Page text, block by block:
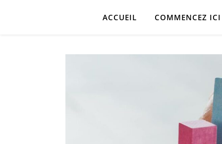
ACCUEIL COMMENCEZ ICI